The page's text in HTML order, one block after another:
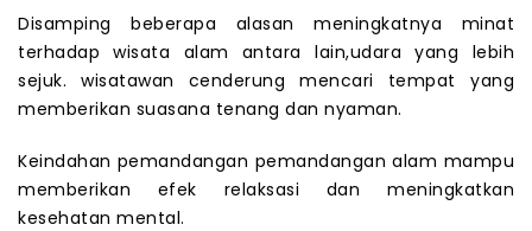
Disamping beberapa alasan meningkatnya minat
terhadap wisata alam antara lain,udara yang lebih
sejuk. wisatawan cenderung mencari tempat yang
memberikan suasana tenang dan nyaman.
Keindahan pemandangan pemandangan alam mampu
memberikan efek relaksasi dan meningkatkan
kesehatan mental.